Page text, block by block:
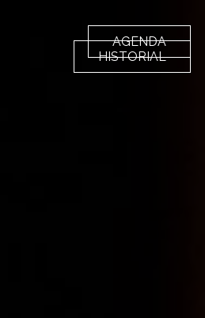
AGENDA
HISTORIAL